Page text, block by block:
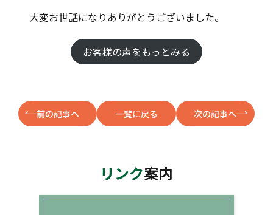
大変お世話になりありがとうございました。
お客様の声をもっとみる
前の記事へ 一覧に戻る 次の記事へ
リンク案内